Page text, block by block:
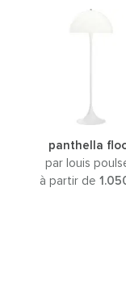
panthella
par louis
à partir de